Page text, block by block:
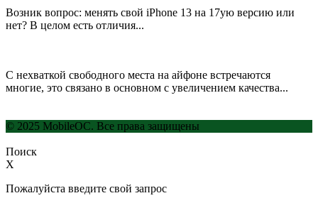
Возник вопрос: менять свой iPhone 13 на 17ую версию или
нет? В целом есть отличия...
С нехваткой свободного места на айфоне встречаются
многие, это связано в основном с увеличением качества...
© 2025 MobileOC. Все права защищены
Поиск
X
Пожалуйста введите свой запрос